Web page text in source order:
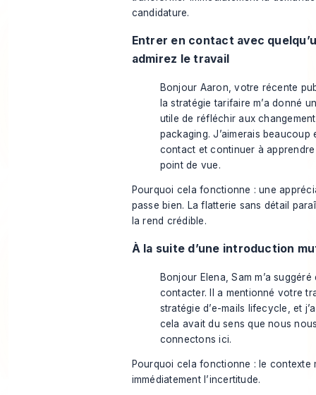
candidature.
Entrer en contact avec
admirez le travail
Bonjour Aaron, votre récente
la stratégie tarifaire m’a donné
utile de réfléchir aux
packaging. J’aimerais beaucoup
contact et continuer à
point de vue.
Pourquoi cela fonctionne : une
passe bien. La flatterie sans détail
la rend crédible.
À la suite d’une introduction
Bonjour Elena, Sam m’a
contacter. Il a mentionné votre
stratégie d’e-mails lifecycle, et
cela avait du sens que nous
connectons ici.
Pourquoi cela fonctionne : le contexte
immédiatement l’incertitude.